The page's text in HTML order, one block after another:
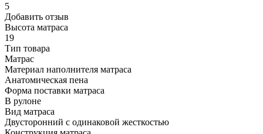
5
Добавить отзыв
Высота матраса
19
Тип товара
Матрас
Материал наполнителя матраса
Анатомическая пена
Форма поставки матраса
В рулоне
Вид матраса
Двусторонний с одинаковой жесткостью